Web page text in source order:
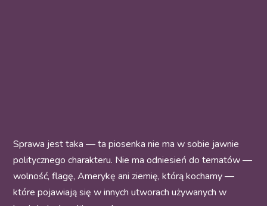
Sprawa jest taka — ta piosenka nie ma w sobie jawnie
politycznego charakteru. Nie ma odniesień do tematów —
wolność, flagę, Amerykę ani ziemię, którą kochamy —
które pojawiają się w innych utworach używanych w